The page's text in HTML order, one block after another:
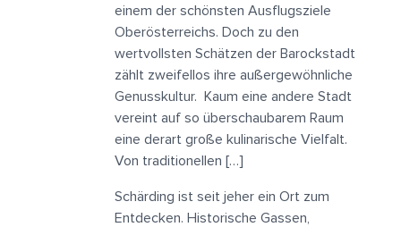
einem der schönsten Ausflugsziele
Oberösterreichs. Doch zu den
wertvollsten Schätzen der Barockstadt
zählt zweifellos ihre außergewöhnliche
Genusskultur. Kaum eine andere Stadt
vereint auf so überschaubarem Raum
eine derart große kulinarische Vielfalt.
Von traditionellen […]
Schärding ist seit jeher ein Ort zum
Entdecken. Historische Gassen,